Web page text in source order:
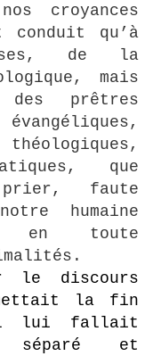
croyances
conduit qu’à
de la
mais
prêtres
que
faute
humaine
en toute
le discours
la fin
Il lui fallait
séparé et